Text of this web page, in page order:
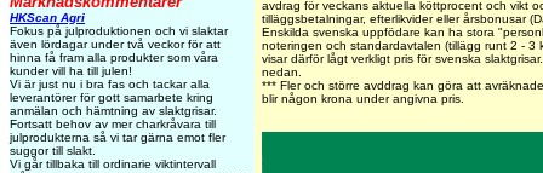
HKScan Agri
Fokus på julproduktionen och vi slaktar
även lördagar under två veckor för att
hinna få fram alla produkter som våra
kunder vill ha till julen!
Vi är just nu i bra fas och tackar alla
leverantörer för gott samarbete kring
anmälan och hämtning av slaktgrisar.
Fortsatt behov av mer charkråvara till
julprodukterna så vi tar gärna emot fler
suggor till slakt.
Vi går tillbaka till ordinarie viktintervall
avdrag för veckans aktuella köttprocent och vikt
tilläggsbetalningar, efterlikvider eller årsbonusar
Enskilda svenska uppfödare kan ha stora
noteringen och standardavtalen (tillägg runt 2 - 3
visar därför lågt verkligt pris för svenska
nedan.
*** Fler och större avddrag kan göra att
blir någon krona under angivna pris.